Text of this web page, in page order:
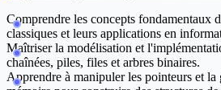
Comprendre les concepts fondamentaux
classiques et leurs applications en
Maîtriser la modélisation et
chaînées, piles, files et arbres binaires.
Apprendre à manipuler les pointeurs et la